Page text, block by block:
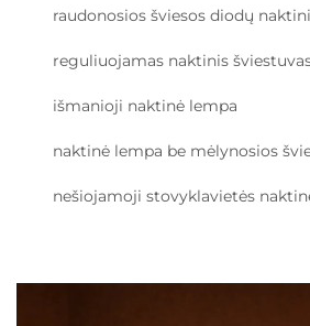
raudonosios šviesos diodų
reguliuojamas naktinis
išmanioji naktinė lempa
naktinė lempa be mėlynosios
nešiojamoji stovyklavietės